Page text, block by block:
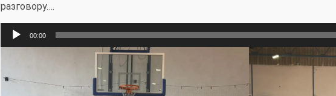
разговору….
Прегледач
00:00